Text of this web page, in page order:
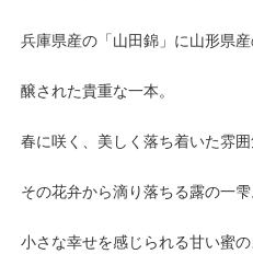
兵庫県産の「山田錦」に山形県産
醸された貴重な一本。
春に咲く、美しく落ち着いた雰囲
その花弁から滴り落ちる露の一雫
小さな幸せを感じられる甘い蜜の